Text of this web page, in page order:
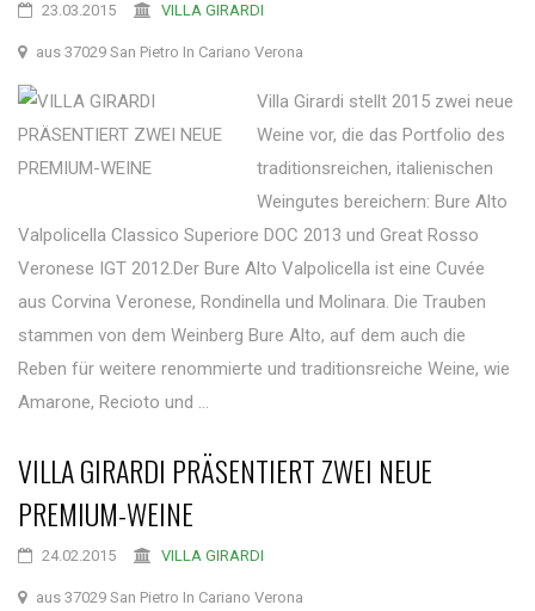
23.03.2015 VILLA GIRARDI
aus 37029 San Pietro In Cariano Verona
Villa Girardi stellt 2015 zwei neue
Weine vor, die das Portfolio des
traditionsreichen, italienischen
Weingutes bereichern: Bure Alto
Valpolicella Classico Superiore DOC 2013 und Great Rosso
Veronese IGT 2012.Der Bure Alto Valpolicella ist eine Cuvée
aus Corvina Veronese, Rondinella und Molinara. Die Trauben
stammen von dem Weinberg Bure Alto, auf dem auch die
Reben für weitere renommierte und traditionsreiche Weine, wie
Amarone, Recioto und ...
VILLA GIRARDI PRÄSENTIERT ZWEI NEUE
PREMIUM-WEINE
24.02.2015 VILLA GIRARDI
aus 37029 San Pietro In Cariano Verona